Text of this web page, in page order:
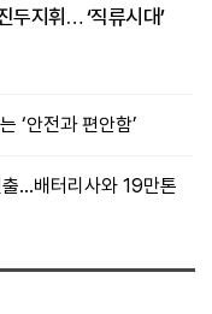
두지휘… ‘직류시대’
‘안전과 편안함’
…배터리사와 19만톤